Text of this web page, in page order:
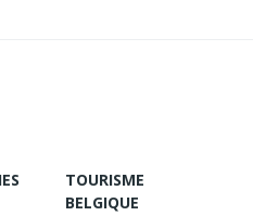
TOURISME
BELGIQUE